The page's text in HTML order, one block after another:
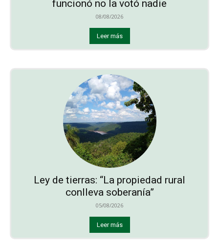
funcionó no la votó nadie
08/08/2026
Leer más
Ley de tierras: “La propiedad rural
conlleva soberanía”
05/08/2026
Leer más